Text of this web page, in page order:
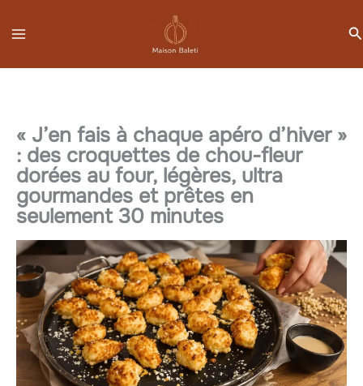
au
« J’en fais à chaque apéro d’hiver »
: des croquettes de chou-fleur
dorées au four, légères, ultra
gourmandes et prêtes en
seulement 30 minutes